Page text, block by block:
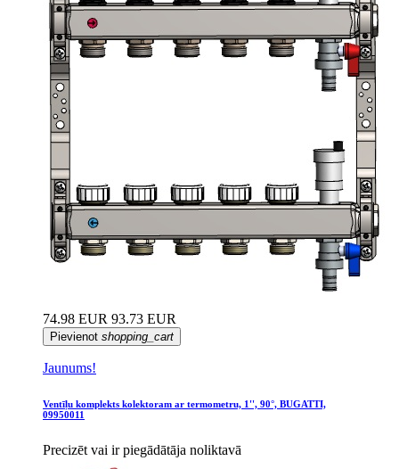
74.98 EUR 93.73 EUR
Pievienot shopping_cart
Jaunums!
Ventīļu komplekts kolektoram ar termometru, 1'', 90°, BUGATTI,
09950011
Precizēt vai ir piegādātāja noliktavā